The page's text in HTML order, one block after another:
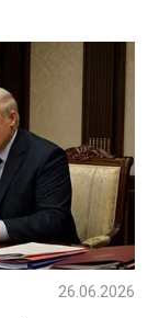
26.06.2026